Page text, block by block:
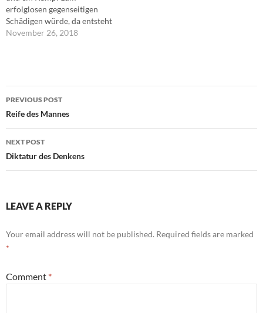
erfolglosen gegenseitigen
Schädigen würde, da entsteht
der Gedanke, sich zu
Gerechtigkeit. ---Friedrich
Nietzsche
November 26, 2018
Post
navigation
PREVIOUS POST
Reife des Mannes
NEXT POST
Diktatur des Denkens
LEAVE A REPLY
Your email address will not be published. Required fields are marked
*
Comment *